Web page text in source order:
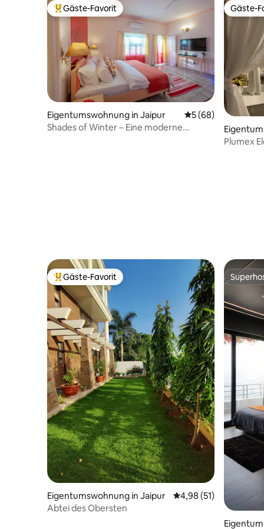
Beliebter Gäste-Favorit.
Gäste-Favorit
Eigentumswohnung in Jaipur Durchschnittliche
5 (68)
Shades of Winter – Eine moderne
Gäste-
Gäste-
r
Plumex
Beliebter Gäste-Favorit.
Gäste-Favorit
Eigentumswohnung in Jaipur Durchschnittliche
4,98 (51)
Abtei des Obersten